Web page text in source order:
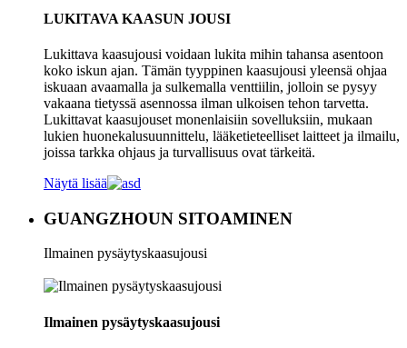
LUKITAVA KAASUN JOUSI
Lukittava kaasujousi voidaan lukita mihin tahansa asentoon
koko iskun ajan. Tämän tyyppinen kaasujousi yleensä ohjaa
iskuaan avaamalla ja sulkemalla venttiilin, jolloin se pysyy
vakaana tietyssä asennossa ilman ulkoisen tehon tarvetta.
Lukittavat kaasujouset monenlaisiin sovelluksiin, mukaan
lukien huonekalusuunnittelu, lääketieteelliset laitteet ja ilmailu,
joissa tarkka ohjaus ja turvallisuus ovat tärkeitä.
Näytä lisää
GUANGZHOUN SITOAMINEN
Ilmainen pysäytyskaasujousi
Ilmainen pysäytyskaasujousi